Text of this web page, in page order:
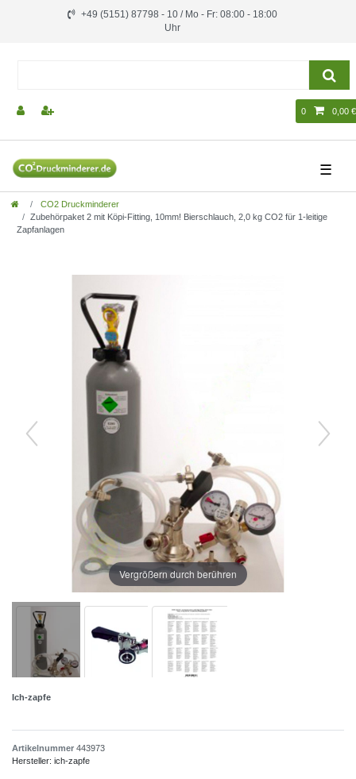
+49 (5151) 87798 - 10 / Mo - Fr: 08:00 - 18:00
Uhr
0 0,00 €
☰
CO2 Druckminderer
Zubehörpaket 2 mit Köpi-Fitting, 10mm! Bierschlauch, 2,0 kg CO2 für 1-leitige
Zapfanlagen
Vergrößern durch berühren
Ich-zapfe
Artikelnummer 443973
Hersteller: ich-zapfe